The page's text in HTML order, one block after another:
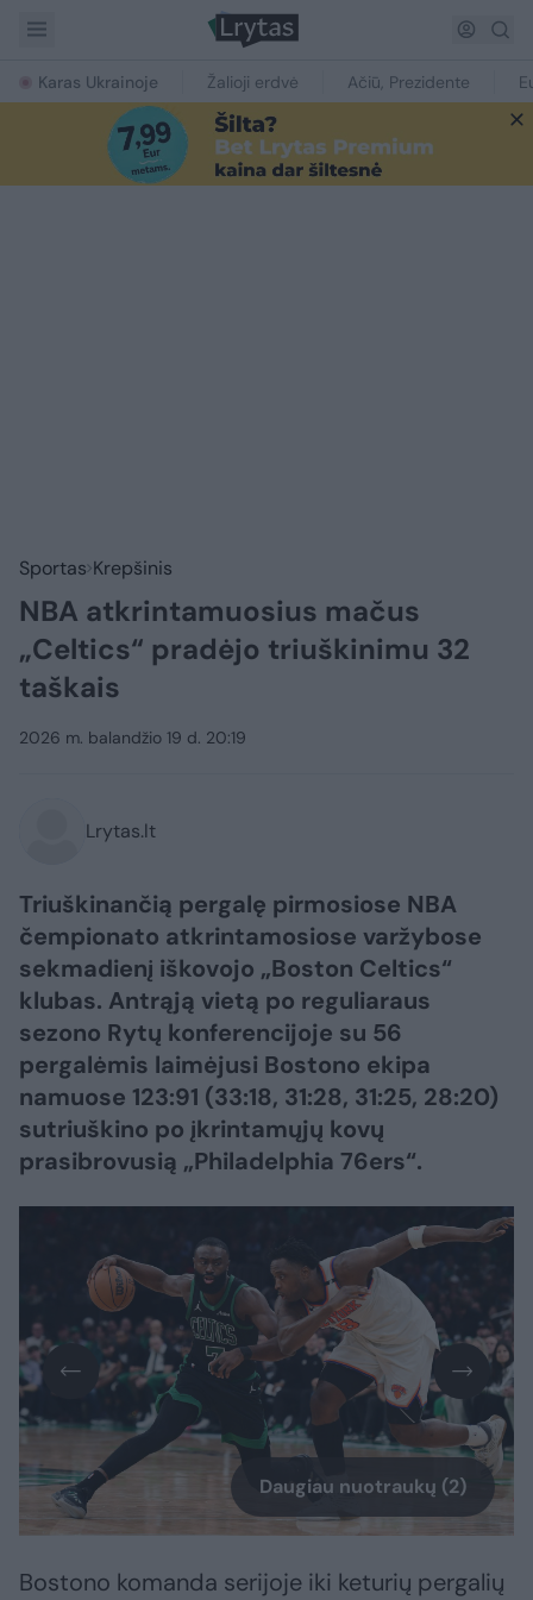
Karas Ukrainoje Žalioji erdvė Ačiū, Prezidente
Sportas Krepšinis
NBA atkrintamuosius mačus
„Celtics“ pradėjo triuškinimu 32
taškais
2026 m. balandžio 19 d. 20:19
Lrytas.lt
Triuškinančią pergalę pirmosiose NBA
čempionato atkrintamosiose varžybose
sekmadienį iškovojo „Boston Celtics“
klubas. Antrąją vietą po reguliaraus
sezono Rytų konferencijoje su 56
pergalėmis laimėjusi Bostono ekipa
namuose 123:91 (33:18, 31:28, 31:25, 28:20)
sutriuškino po įkrintamųjų kovų
prasibrovusią „Philadelphia 76ers“.
Daugiau nuotraukų (2)
Bostono komanda serijoje iki keturių pergalių